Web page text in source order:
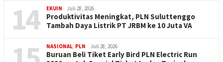
14 EKUIN Juli 28, 2026
Produktivitas Meningkat, PLN Suluttenggo
Tambah Daya Listrik PT JRBM ke 10 Juta VA
NASIONAL, PLN Juli 28, 2026
Buruan Beli Tiket Early Bird PLN Electric Run